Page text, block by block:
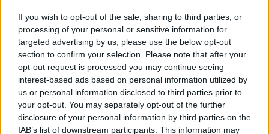
If you wish to opt-out of the sale, sharing to third parties, or
processing of your personal or sensitive information for
targeted advertising by us, please use the below opt-out
section to confirm your selection. Please note that after your
opt-out request is processed you may continue seeing
interest-based ads based on personal information utilized by
us or personal information disclosed to third parties prior to
your opt-out. You may separately opt-out of the further
disclosure of your personal information by third parties on the
IAB’s list of downstream participants. This information may
Azoknak a kamarai tagoknak, akiknek éves nettó
árbevétele nem haladja meg a 600 ezer Ft-ot, 2 ezer Ft
tagdíjat kell fizetniük. A tagok döntő többsége ebbe a
kategóriába tartozik. 600 ezer és 4 millió Ft nettó árbevétel
között 5 ezer, 4-10 millió Ft között pedig 10 ezer Ft az éves
tagdíj összege.